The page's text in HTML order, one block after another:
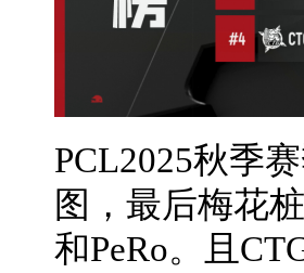
PCL2025秋季
图，最后梅花
和PeRo。且